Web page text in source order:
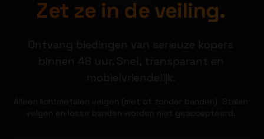
Zet ze in de veiling.
Ontvang biedingen van serieuze kopers
binnen 48 uur. Snel, transparant en
mobielvriendelijk.
Alleen lichtmetalen velgen (met of zonder banden). Stalen
velgen en losse banden worden niet geaccepteerd.